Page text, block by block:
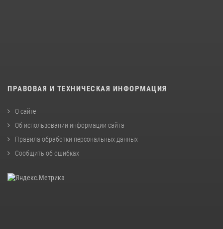
ПРАВОВАЯ И ТЕХНИЧЕСКАЯ ИНФОРМАЦИЯ
О сайте
Об использовании информации сайта
Правила обработки персональных данных
Сообщить об ошибках